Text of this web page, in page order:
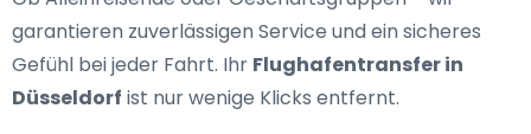
garantieren zuverlässigen Service und ein sicheres
Gefühl bei jeder Fahrt. Ihr Flughafentransfer in
Düsseldorf ist nur wenige Klicks entfernt.